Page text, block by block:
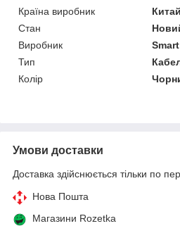
Країна виробник
Китай
Стан
Виробник
Тип
Колір
Умови доставки
Доставка здійснюється тільки по
Нова Пошта
Магазини Rozetka